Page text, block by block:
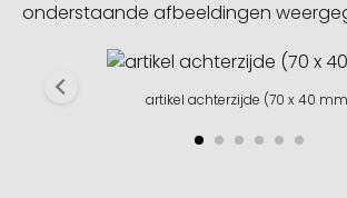
onderstaande afbeeldingen
artikel achterzijde (70 x 40